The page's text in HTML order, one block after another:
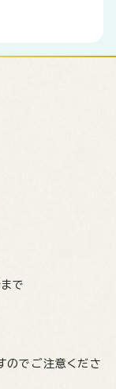
で
のでご注意くださ